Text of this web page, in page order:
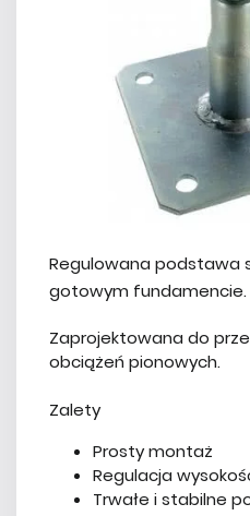
Regulowana podstawa
gotowym fundamencie.
Zaprojektowana do
obciążeń pionowych.
Zalety
Prosty montaż
​Regulacja
Trwałe i stabilne